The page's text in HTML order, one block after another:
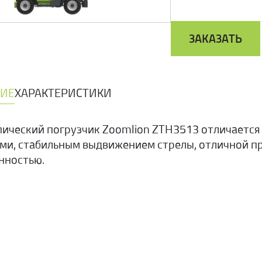
ЗАКАЗАТЬ
ХАРАКТЕРИСТИКИ
погрузчик Zoomlion ZTH3513
стабильным выдвижением стрелы, отличной